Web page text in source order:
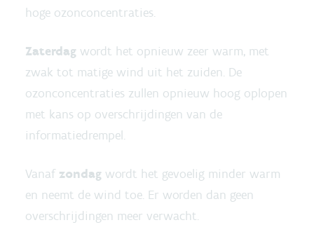
hoge ozonconcentraties.
Zaterdag wordt het opnieuw zeer warm, met
zwak tot matige wind uit het zuiden. De
ozonconcentraties zullen opnieuw hoog oplopen
met kans op overschrijdingen van de
informatiedrempel.
Vanaf zondag wordt het gevoelig minder warm
en neemt de wind toe. Er worden dan geen
overschrijdingen meer verwacht.